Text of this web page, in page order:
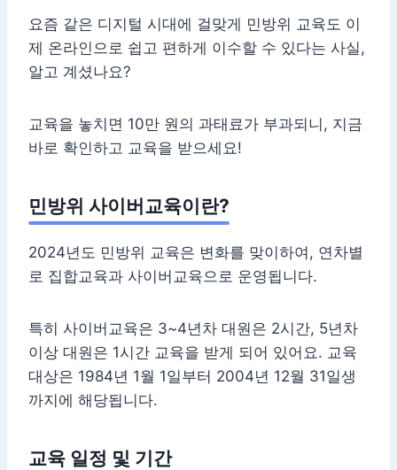
요즘 같은 디지털 시대에 걸맞게 민방위 교육도 이
제 온라인으로 쉽고 편하게 이수할 수 있다는 사실,
알고 계셨나요?
교육을 놓치면 10만 원의 과태료가 부과되니, 지금
바로 확인하고 교육을 받으세요!
민방위 사이버교육이란?
2024년도 민방위 교육은 변화를 맞이하여, 연차별
로 집합교육과 사이버교육으로 운영됩니다.
특히 사이버교육은 3~4년차 대원은 2시간, 5년차
이상 대원은 1시간 교육을 받게 되어 있어요. 교육
대상은 1984년 1월 1일부터 2004년 12월 31일생
까지에 해당됩니다.
교육 일정 및 기간